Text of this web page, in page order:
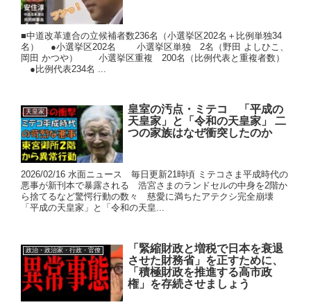
■中道改革連合の立候補者数236名（小選挙区202名＋比例単独34
名） ●小選挙区202名 小選挙区単独 2名（野田 よしひこ、
岡田 かつや） 小選挙区重複 200名（比例代表と重複者数）
●比例代表234名 ...
天皇家
皇室の汚点・ミテコ 「平成の
天皇家」と「令和の天皇家」 二
つの家族はなぜ衝突したのか
2026/02/16 水面ニュース 毎日更新21時頃 ミテコさま平成時代の
悪事が新刊本で暴露される 浩宮さまのランドセルの中身を2階か
ら捨てるなど驚愕行動の数々 慈愛に満ちたアテクシ完全崩壊
「平成の天皇家」と「令和の天皇...
政治・政治家・行政・官僚
「緊縮財政と増税で日本を衰退
させた財務省」を正すために、
「積極財政を推進する高市政
権」を存続させましょう